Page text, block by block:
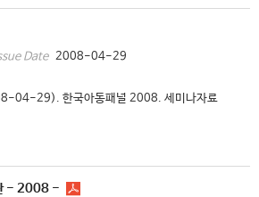
Date 2008-04-29
04-29). 한국아동패널 2008. 세미나자료
- 2008 -